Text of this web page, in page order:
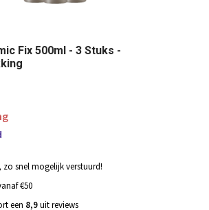
Fix 500ml - 3 Stuks -
zo snel mogelijk verstuurd!
€50
een 8,9uit reviews